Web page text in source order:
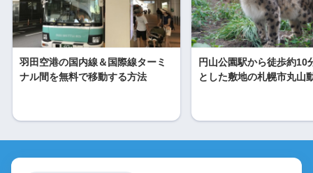
羽田空港の国内線＆国際線ターミ
ナル間を無料で移動する方法
円山公園駅から徒歩約10
とした敷地の札幌市丸山